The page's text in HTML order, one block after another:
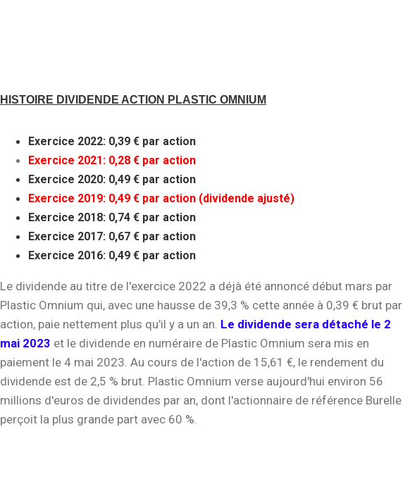
HISTOIRE DIVIDENDE ACTION PLASTIC OMNIUM
Exercice 2022: 0,39 € par action
Exercice 2021: 0,28 € par action
Exercice 2020: 0,49 € par action
Exercice 2019: 0,49 € par action (dividende ajusté)
Exercice 2018: 0,74 € par action
Exercice 2017: 0,67 € par action
Exercice 2016: 0,49 € par action
Le dividende au titre de l'exercice 2022 a déjà été annoncé début mars par
Plastic Omnium qui, avec une hausse de 39,3 % cette année à 0,39 € brut par
action, paie nettement plus qu'il y a un an. Le dividende sera détaché le 2
mai 2023 et le dividende en numéraire de Plastic Omnium sera mis en
paiement le 4 mai 2023. Au cours de l'action de 15,61 €, le rendement du
dividende est de 2,5 % brut. Plastic Omnium verse aujourd'hui environ 56
millions d'euros de dividendes par an, dont l'actionnaire de référence Burelle
perçoit la plus grande part avec 60 %.